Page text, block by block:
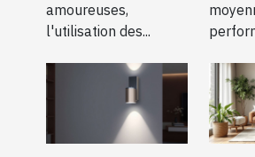
amoureuses,
l'utilisation des...